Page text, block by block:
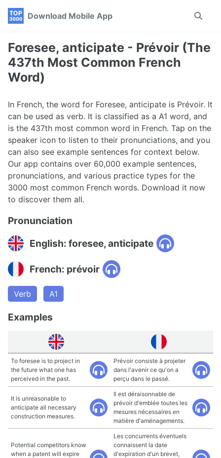
Skip
navigation
Skip
Skip
Download Mobile App
Toggle
Foresee, anticipate - Prévoir (The
437th Most Common French
Word)
In French, the word for Foresee, anticipate is Prévoir. It
can be used as verb. It is classified as a A1 word, and
is the 437th most common word in French. Tap on the
speaker icon to listen to their pronunciations, and you
can also see example sentences for context below.
Our app contains over 60,000 example sentences,
pronunciations, and various practice types for the
3000 most common French words. Download it now
to discover them all.
Pronunciation
English: foresee, anticipate
French: prévoir
Verb A1
Examples
To foresee is to project in
the future what one has
perceived in the past.
Prévoir consiste à projeter
dans l'avenir ce qu'on a
perçu dans le passé.
It is unreasonable to
anticipate all necessary
construction measures.
Il est déraisonnable de
prévoir d'emblée toutes les
mesures nécessaires en
matière d'aménagements.
Potential competitors know
when a patent will expire
Les concurrents éventuels
connaissent la date
d'expiration d'un brevet,